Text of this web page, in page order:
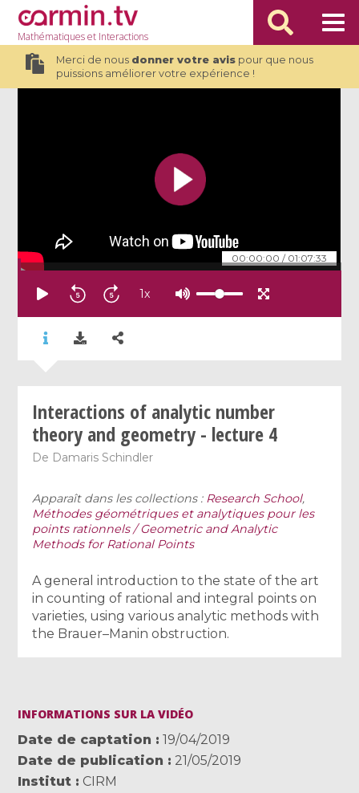
Mathématiqueset Interactions
Merci de nous donner votre avispour que nous
puissions améliorer votre expérience !
00:00:00 / 01:07:33
1x
Interactions of analytic number
theory and geometry - lecture 4
De Damaris Schindler
Apparaît dans les collections : Research School,
Méthodes géométriques et analytiques pour les
points rationnels / Geometric and Analytic
Methods for Rational Points
A general introduction to the state of the art
in counting of rational and integral points on
varieties, using various analytic methods with
the Brauer–Manin obstruction.
INFORMATIONS SUR LA VIDÉO
Date de captation
19/04/2019
Date de publication
21/05/2019
Institut
CIRM